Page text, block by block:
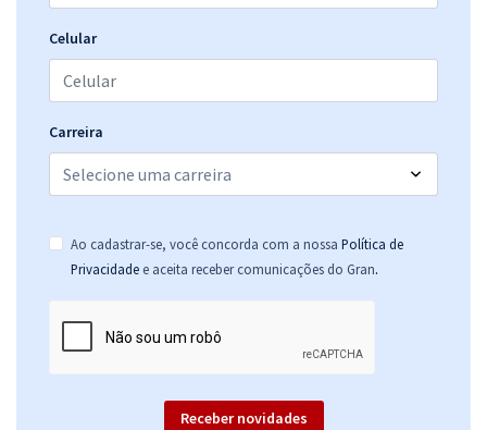
Celular
Carreira
Ao cadastrar-se, você concorda com a nossa Política de
Privacidade e aceita receber comunicações do Gran.
Receber novidades